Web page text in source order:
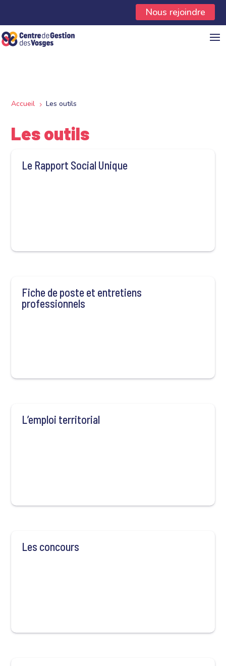
Nous rejoindre
Accueil 5 Les outils
Les outils
Le Rapport Social Unique
Fiche de poste et entretiens
professionnels
L’emploi territorial
Les concours